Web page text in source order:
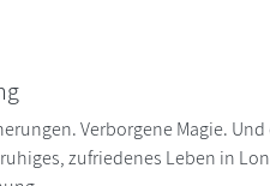
Verborgene Magie.
zufriedenes Leben in